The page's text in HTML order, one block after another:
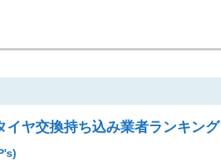
ヤ交換持ち込み業者ランキング